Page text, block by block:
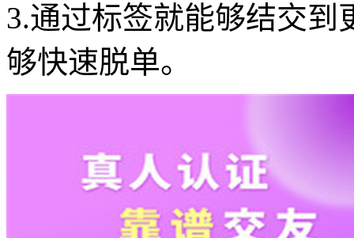
3.通过标签就能够结交
够快速脱单。